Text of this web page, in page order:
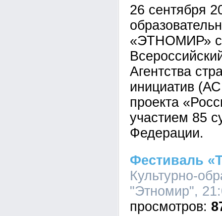
26 сентября
«ЭТНОМИР»
Агентства
инициатив
проекта
участием 85
Федерации.
Фестиваль
Культурно-
"Этномир",